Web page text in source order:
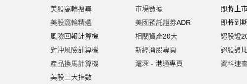
美股窩輪搜尋
美股窩輪精選
風險回報計算機
對沖風險計算機
產品換馬計算機
美股三大指數
市場數據
美國預託證券ADR
相關資產20大
新經濟股專頁
滬深 - 港通專頁
即將上
即將到
認股證
認股證
資料速查